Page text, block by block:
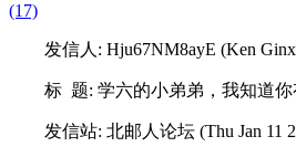
(17)
发信人: Hju67NM8ayE (Ken
标 题: 学六的小弟弟，我知道
发信站: 北邮人论坛 (Thu Jan 11